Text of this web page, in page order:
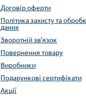
Договір оферти
Політика захисту та
даних
Зворотній зв'язок
Повернення товару
Виробники
Подарункові сертифікати
Акції